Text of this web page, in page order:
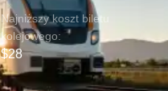
Najniższy koszt biletu
kolejowego:
$28